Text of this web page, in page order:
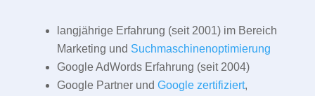
langjährige Erfahrung (seit 2001) im Bereich
Marketing und Suchmaschinenoptimierung
Google AdWords Erfahrung (seit 2004)
Google Partner und Google zertifiziert,